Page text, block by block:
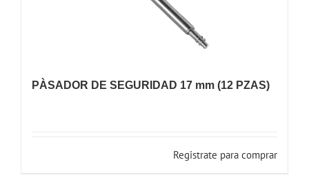
PÀSADOR DE SEGURIDAD 17 mm (12 PZAS)
Registrate para comprar